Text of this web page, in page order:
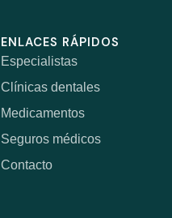
ENLACES RÁPIDOS
Especialistas
Clínicas dentales
Medicamentos
Seguros médicos
Contacto